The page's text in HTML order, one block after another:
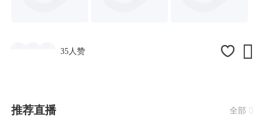
35人赞 
推荐直播 全部 